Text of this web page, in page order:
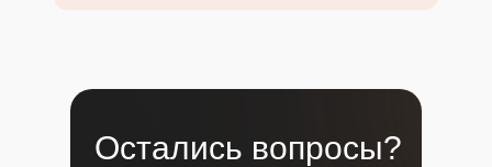
Остались вопросы?